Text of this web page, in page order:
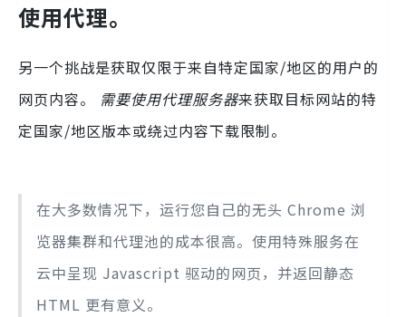
使用代理。
另一个挑战是获取仅限于来自特定国家/地区的用户的
网页内容。
需要使用代理服务器来获取目标网站的特
定国家/地区版本或绕过内容下载限制。
在大多数情况下，运行您自己的无头 Chrome 浏
览器集群和代理池的成本很高。使用特殊服务在
云中呈现 Javascript 驱动的网页，并返回静态
HTML 更有意义。